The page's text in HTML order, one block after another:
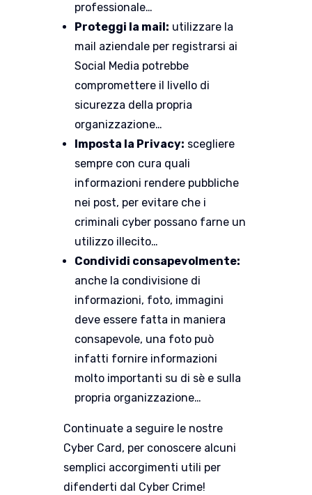
professionale…
Proteggi la mail: utilizzare la
mail aziendale per registrarsi ai
Social Media potrebbe
compromettere il livello di
sicurezza della propria
organizzazione…
Imposta la Privacy: scegliere
sempre con cura quali
informazioni rendere pubbliche
nei post, per evitare che i
criminali cyber possano farne un
utilizzo illecito…
Condividi consapevolmente:
anche la condivisione di
informazioni, foto, immagini
deve essere fatta in maniera
consapevole, una foto può
infatti fornire informazioni
molto importanti su di sè e sulla
propria organizzazione…
Continuate a seguire le nostre
Cyber Card, per conoscere alcuni
semplici accorgimenti utili per
difenderti dal Cyber Crime!